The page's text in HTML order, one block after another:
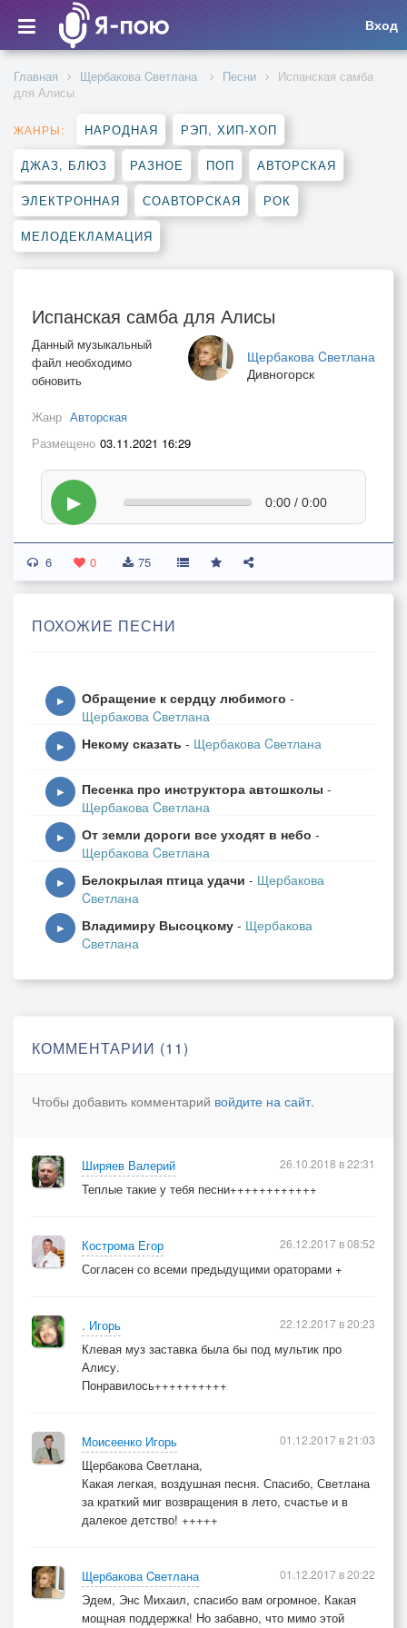
Вход
Главная Щербакова Cветлана Песни
Испанская самба
для Алисы
ЖАНРЫ: НАРОДНАЯ РЭП, ХИП-ХОП
ДЖАЗ, БЛЮЗ РАЗНОЕ ПОП АВТОРСКАЯ
ЭЛЕКТРОННАЯ СОАВТОРСКАЯ РОК
МЕЛОДЕКЛАМАЦИЯ
Испанская самба для Алисы
Щербакова Cветлана
Дивногорск
Данный музыкальный
файл необходимо
обновить
Жанр Авторская
Размещено 03.11.2021 16:29
▶ 0:00 / 0:00
6 0 75
ПОХОЖИЕ ПЕСНИ
▶ Обращение к сердцу любимого -
Щербакова Cветлана
▶ Некому сказать - Щербакова Cветлана
▶ Песенка про инструктора автошколы -
Щербакова Cветлана
▶ От земли дороги все уходят в небо -
Щербакова Cветлана
▶ Белокрылая птица удачи - Щербакова
Cветлана
▶ Владимиру Высоцкому - Щербакова
Cветлана
КОММЕНТАРИИ (11)
Чтобы добавить комментарий войдите на сайт.
Ширяев Валерий
Теплые такие у тебя песни++++++++++++
26.10.2018 в 22:31
Кострома Егор
Согласен со всеми предыдущими ораторами +
26.12.2017 в 08:52
. Игорь
Клевая муз заставка была бы под мультик про
Алису.
Понравилось++++++++++
22.12.2017 в 20:23
Моисеенко Игорь
Щербакова Cветлана,
Какая легкая, воздушная песня. Спасибо, Светлана
за краткий миг возвращения в лето, счастье и в
далекое детство! +++++
01.12.2017 в 21:03
Щербакова Cветлана
Эдем, Энс Михаил, спасибо вам огромное. Какая
мощная поддержка! Но забавно, что мимо этой
01.12.2017 в 20:22